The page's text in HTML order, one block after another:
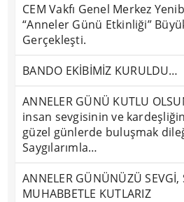
CEM Vakfı Genel Merkez
“Anneler Günü Etkinliği”
Gerçekleşti.
BANDO EKİBİMİZ KURULDU…
ANNELER GÜNÜ KUTLU
insan sevgisinin ve
güzel günlerde buluşmak
Saygılarımla…
ANNELER GÜNÜNÜZÜ SEVGİ,
MUHABBETLE KUTLARIZ